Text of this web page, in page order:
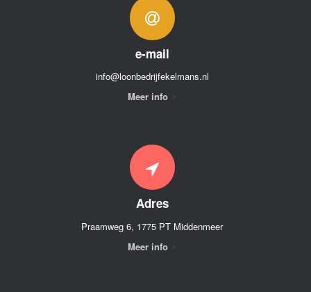
e-mail
info@loonbedrijfekelmans.nl
Meer info
Adres
Praamweg 6, 1775 PT Middenmeer
Meer info